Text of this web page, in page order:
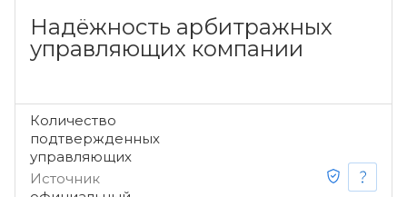
Надёжность арбитражных
управляющих компании
Количество
подтвержденных
управляющих
Источник